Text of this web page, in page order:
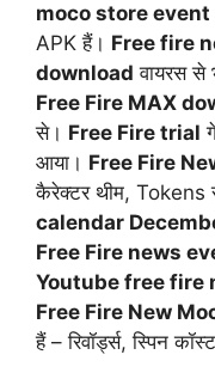
moco store event
APK हैं। Free fire
download वायरस से
Free Fire MAX
से। Free Fire trial
आया। Free Fire
कैरेक्टर थीम, Tokens
calendar
Free Fire news
Youtube free fire
Free Fire New
हैं – रिवॉर्ड्स, स्पिन